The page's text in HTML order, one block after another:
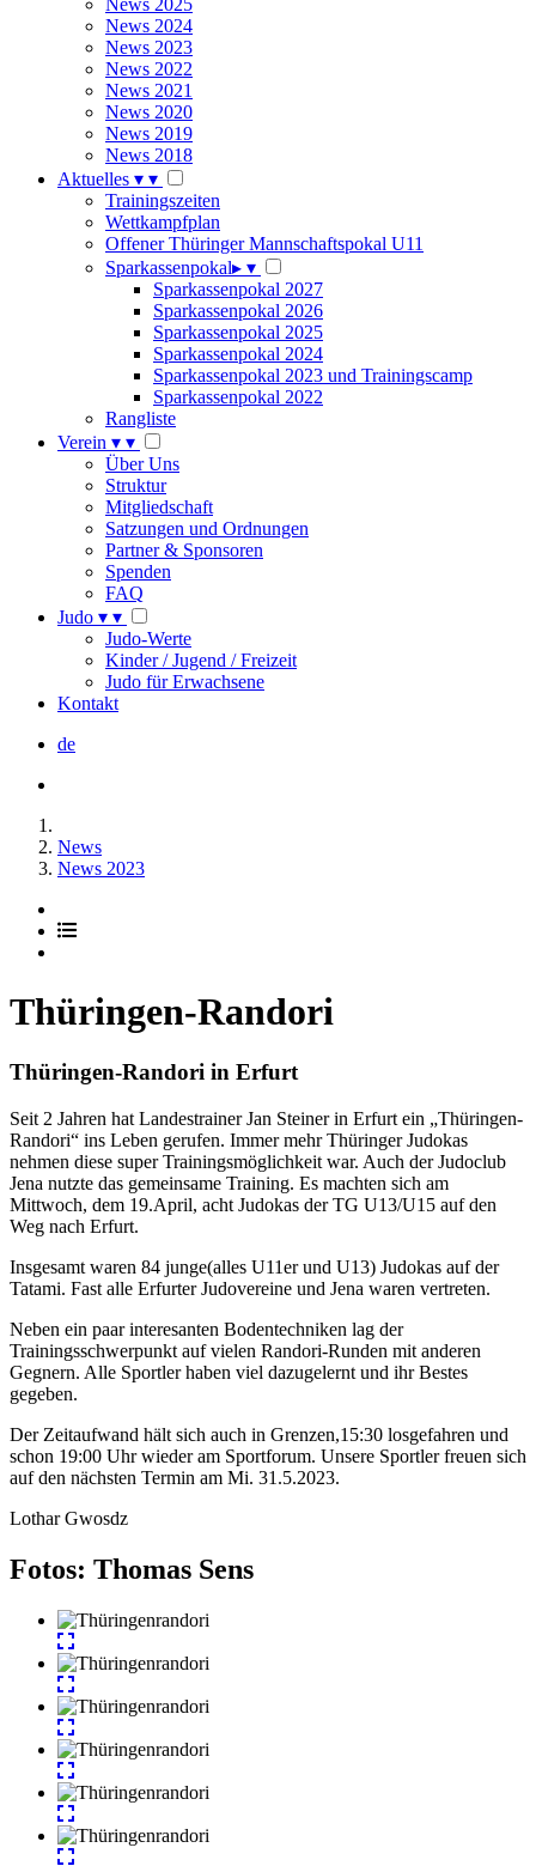
News 2025
News 2024
News 2023
News 2022
News 2021
News 2020
News 2019
News 2018
Aktuelles ▾ ▾
Trainingszeiten
Wettkampfplan
Offener Thüringer Mannschaftspokal U11
Sparkassenpokal▸ ▾
Sparkassenpokal 2027
Sparkassenpokal 2026
Sparkassenpokal 2025
Sparkassenpokal 2024
Sparkassenpokal 2023 und Trainingscamp
Sparkassenpokal 2022
Rangliste
Verein ▾ ▾
Über Uns
Struktur
Mitgliedschaft
Satzungen und Ordnungen
Partner & Sponsoren
Spenden
FAQ
Judo ▾ ▾
Judo-Werte
Kinder / Jugend / Freizeit
Judo für Erwachsene
Kontakt
de
News
News 2023
Thüringen-Randori
Thüringen-Randori in Erfurt
Seit 2 Jahren hat Landestrainer Jan Steiner in Erfurt ein „Thüringen-
Randori“ ins Leben gerufen. Immer mehr Thüringer Judokas
nehmen diese super Trainingsmöglichkeit war. Auch der Judoclub
Jena nutzte das gemeinsame Training. Es machten sich am
Mittwoch, dem 19.April, acht Judokas der TG U13/U15 auf den
Weg nach Erfurt.
Insgesamt waren 84 junge(alles U11er und U13) Judokas auf der
Tatami. Fast alle Erfurter Judovereine und Jena waren vertreten.
Neben ein paar interesanten Bodentechniken lag der
Trainingsschwerpunkt auf vielen Randori-Runden mit anderen
Gegnern. Alle Sportler haben viel dazugelernt und ihr Bestes
gegeben.
Der Zeitaufwand hält sich auch in Grenzen,15:30 losgefahren und
schon 19:00 Uhr wieder am Sportforum. Unsere Sportler freuen sich
auf den nächsten Termin am Mi. 31.5.2023.
Lothar Gwosdz
Fotos: Thomas Sens